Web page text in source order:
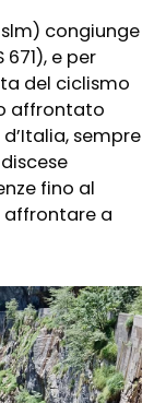
slm) congiunge
e per
del ciclismo
affrontato
sempre
fino al
affrontare a